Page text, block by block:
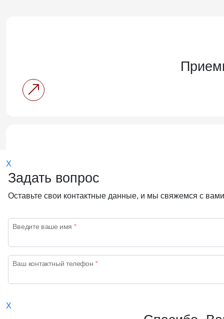
Карьера
X
Задать вопрос
Оставьте свои контактные данные, и мы свяжемся с
Введите ваше имя *
Ваш контактный телефон *
X